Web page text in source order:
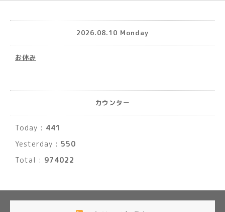
2026.08.10 Monday
お休み
カウンター
Today : 441
Yesterday : 550
Total : 974022